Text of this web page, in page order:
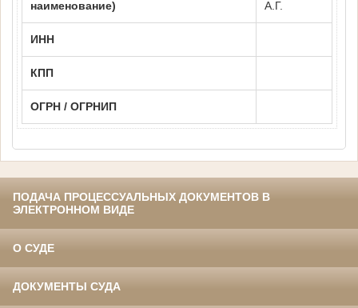
наименование)
А.Г.
ИНН
КПП
ОГРН / ОГРНИП
ПОДАЧА ПРОЦЕССУАЛЬНЫХ ДОКУМЕНТОВ В
ЭЛЕКТРОННОМ ВИДЕ
О СУДЕ
ДОКУМЕНТЫ СУДА